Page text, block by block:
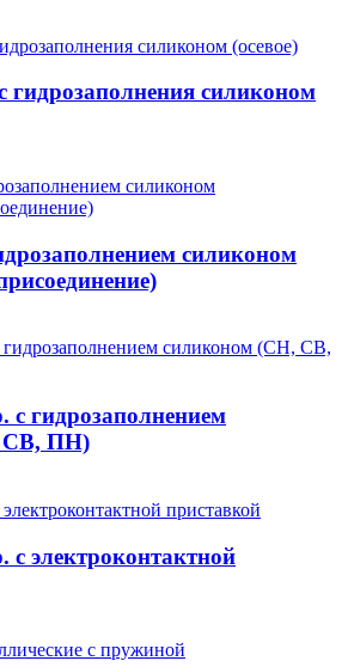
гидрозаполнения силиконом
силиконом
гидрозаполнением
CB, ПН)
электроконтактной